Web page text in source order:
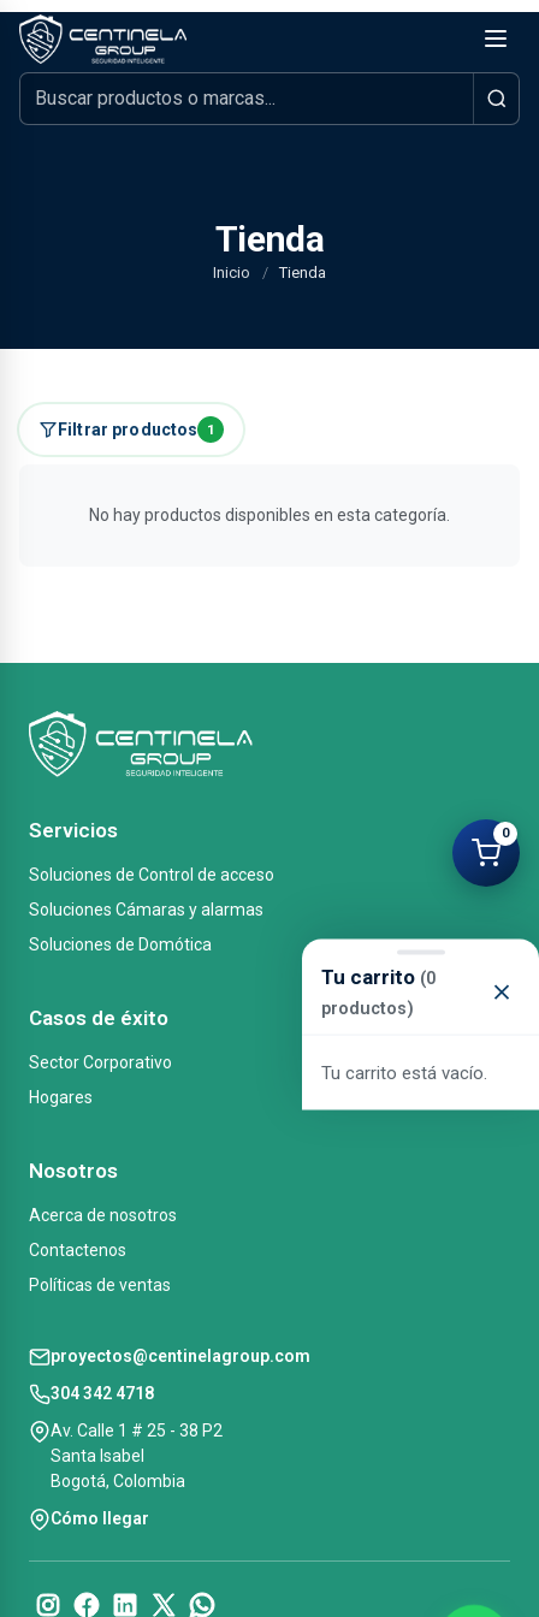
Tu carrito (0
productos)
Tu carrito está vacío.
0
Tienda
Inicio / Tienda
Filtrar productos 1
No hay productos disponibles en esta categoría.
Servicios
Soluciones de Control de acceso
Soluciones Cámaras y alarmas
Soluciones de Domótica
Casos de éxito
Sector Corporativo
Hogares
Nosotros
Acerca de nosotros
Contactenos
Políticas de ventas
proyectos@centinelagroup.com
304 342 4718
Av. Calle 1 # 25 - 38 P2
Santa Isabel
Bogotá, Colombia
Cómo llegar